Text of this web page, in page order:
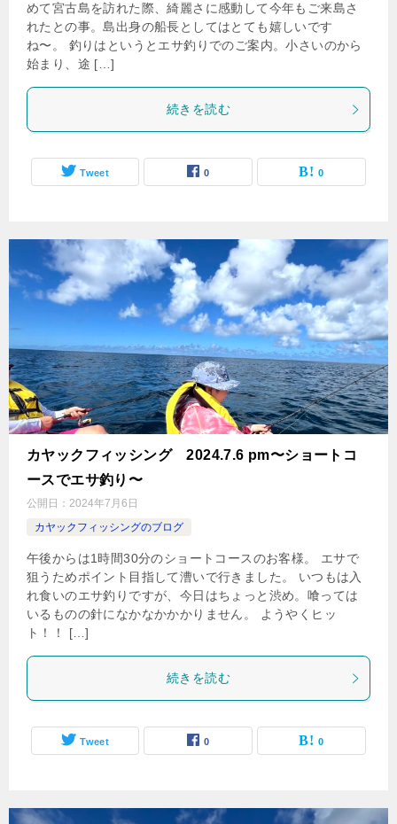
めて宮古島を訪れた際、綺麗さに感動して今年もご来島さ
れたとの事。島出身の船長としてはとても嬉しいです
ね〜。 釣りはというとエサ釣りでのご案内。小さいのから
始まり、途 […]
続きを読む
Tweet 0 0
カヤックフィッシング 2024.7.6 pm〜ショートコ
ースでエサ釣り〜
公開日： 2024年7月6日
カヤックフィッシングのブログ
午後からは1時間30分のショートコースのお客様。 エサで
狙うためポイント目指して漕いで行きました。 いつもは入
れ食いのエサ釣りですが、今日はちょっと渋め。喰っては
いるものの針になかなかかかりません。 ようやくヒッ
ト！！ […]
続きを読む
Tweet 0 0